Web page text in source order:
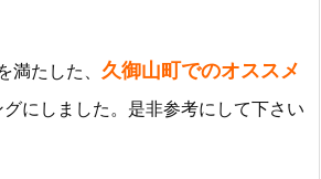
満たした、 久御山町でのオススメ
グにしました。是非参考にして下さい